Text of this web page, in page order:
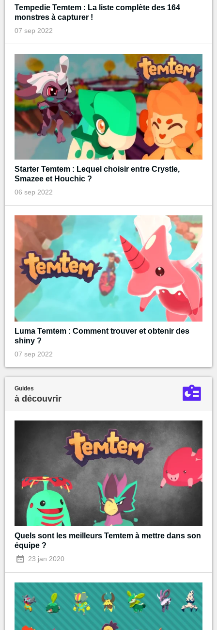
Tempedie Temtem : La liste complète des 164
monstres à capturer !
07 sep 2022
Starter Temtem : Lequel choisir entre Crystle,
Smazee et Houchic ?
06 sep 2022
Luma Temtem : Comment trouver et obtenir des
shiny ?
07 sep 2022
Guides
à découvrir
Quels sont les meilleurs Temtem à mettre dans son
équipe ?
23 jan 2020